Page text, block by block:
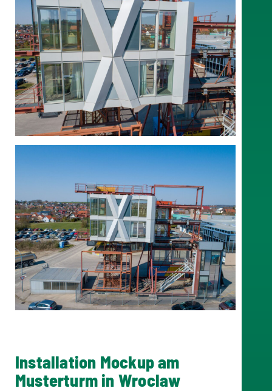
Installation Mockup am
Musterturm in Wroclaw